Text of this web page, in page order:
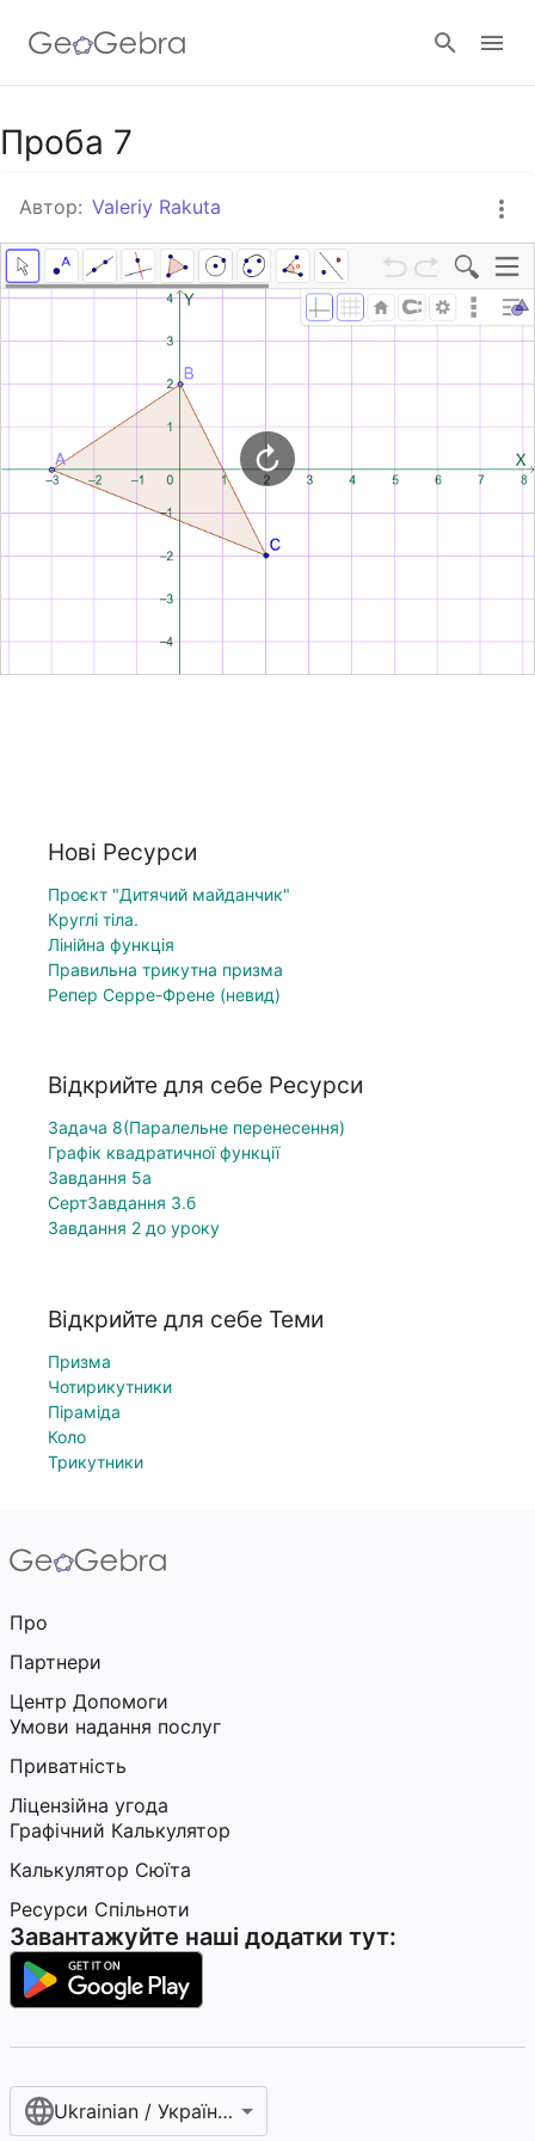
Google Клас
GeoGebra Клас
Проба 7
Автор: Valeriy Rakuta
Нові Ресурси
Проєкт "Дитячий майданчик"
Круглі тіла.
Лінійна функція
Правильна трикутна призма
Репер Серре-Френе (невид)
Відкрийте для себе Ресурси
Задача 8(Паралельне перенесення)
Графік квадратичної функції
Завдання 5а
СертЗавдання 3.б
Завдання 2 до уроку
Відкрийте для себе Теми
Призма
Чотирикутники
Піраміда
Коло
Трикутники
Про
Партнери
Центр Допомоги
Умови надання послуг
Приватність
Ліцензійна угода
Графічний Калькулятор
Калькулятор Сюїта
Ресурси Спільноти
Завантажуйте наші додатки тут:
Ukrainian / Українська мова‎